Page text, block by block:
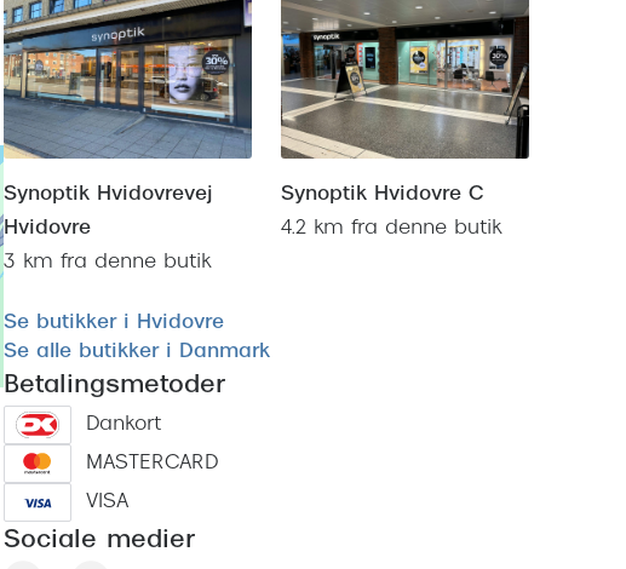
Synoptik Hvidovrevej
Hvidovre
3 km fra denne butik
Synoptik Hvidovre C
4.2 km fra denne butik
Se butikker i Hvidovre
Se alle butikker i Danmark
Betalingsmetoder
Dankort
MASTERCARD
VISA
Sociale medier